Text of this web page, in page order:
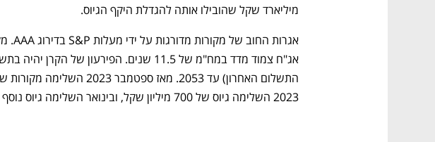
מיליארד שקל שהובילו אותה להגדלת היקף הגיוס.
2023 השלימה גיוס של 700 מיליון שקל, ובינואר השלימה גיוס נוסף של 1.27 מיליון שקל.